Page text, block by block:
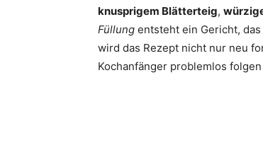
knusprigem Blätterteig,
Füllung entsteht ein Gericht,
wird das Rezept nicht nur neu
Kochanfänger problemlos